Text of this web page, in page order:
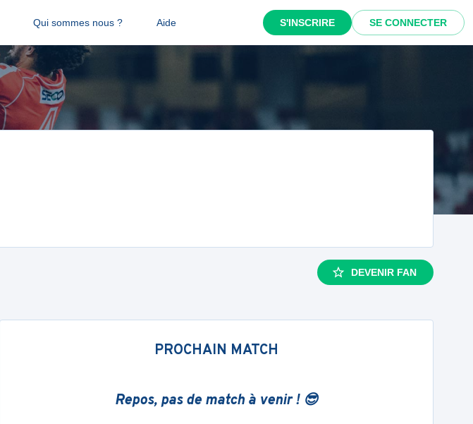
Qui sommes nous ? Aide S'INSCRIRE SE CONNECTER
DEVENIR FAN
PROCHAIN MATCH
Repos, pas de match à venir ! 😎